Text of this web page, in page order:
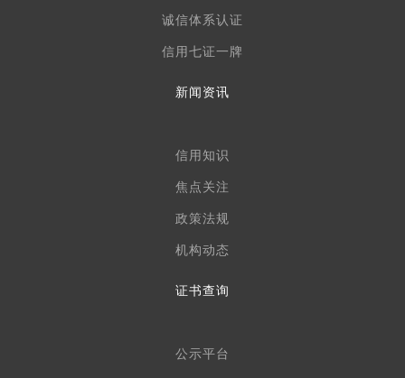
诚信体系认证
信用七证一牌
新闻资讯
信用知识
焦点关注
政策法规
机构动态
证书查询
公示平台